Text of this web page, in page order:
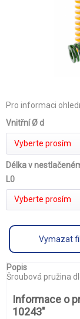
Pro informaci
Vnitřní Ø d
Vyberte prosím
Délka v
L0
Vyberte prosím
Vymazat
Popis
Šroubová pružina
Informace o
10243"